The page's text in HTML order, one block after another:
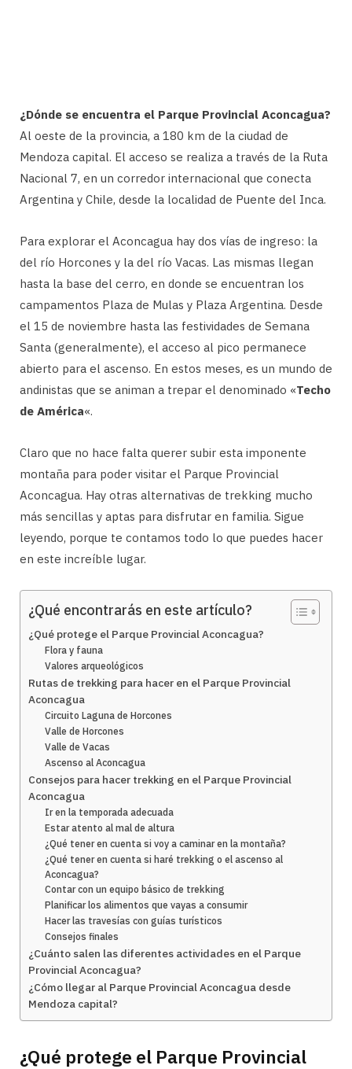
¿Dónde se encuentra el Parque Provincial Aconcagua?
Al oeste de la provincia, a 180 km de la ciudad de
Mendoza capital. El acceso se realiza a través de la Ruta
Nacional 7, en un corredor internacional que conecta
Argentina y Chile, desde la localidad de Puente del Inca.
Para explorar el Aconcagua hay dos vías de ingreso: la
del río Horcones y la del río Vacas. Las mismas llegan
hasta la base del cerro, en donde se encuentran los
campamentos Plaza de Mulas y Plaza Argentina. Desde
el 15 de noviembre hasta las festividades de Semana
Santa (generalmente), el acceso al pico permanece
abierto para el ascenso. En estos meses, es un mundo de
andinistas que se animan a trepar el denominado «Techo
de América«.
Claro que no hace falta querer subir esta imponente
montaña para poder visitar el Parque Provincial
Aconcagua. Hay otras alternativas de trekking mucho
más sencillas y aptas para disfrutar en familia. Sigue
leyendo, porque te contamos todo lo que puedes hacer
en este increíble lugar.
¿Qué encontrarás en este artículo?
¿Qué protege el Parque Provincial Aconcagua?
Flora y fauna
Valores arqueológicos
Rutas de trekking para hacer en el Parque Provincial
Aconcagua
Circuito Laguna de Horcones
Valle de Horcones
Valle de Vacas
Ascenso al Aconcagua
Consejos para hacer trekking en el Parque Provincial
Aconcagua
Ir en la temporada adecuada
Estar atento al mal de altura
¿Qué tener en cuenta si voy a caminar en la montaña?
¿Qué tener en cuenta si haré trekking o el ascenso al
Aconcagua?
Contar con un equipo básico de trekking
Planificar los alimentos que vayas a consumir
Hacer las travesías con guías turísticos
Consejos finales
¿Cuánto salen las diferentes actividades en el Parque
Provincial Aconcagua?
¿Cómo llegar al Parque Provincial Aconcagua desde
Mendoza capital?
¿Qué protege el Parque Provincial